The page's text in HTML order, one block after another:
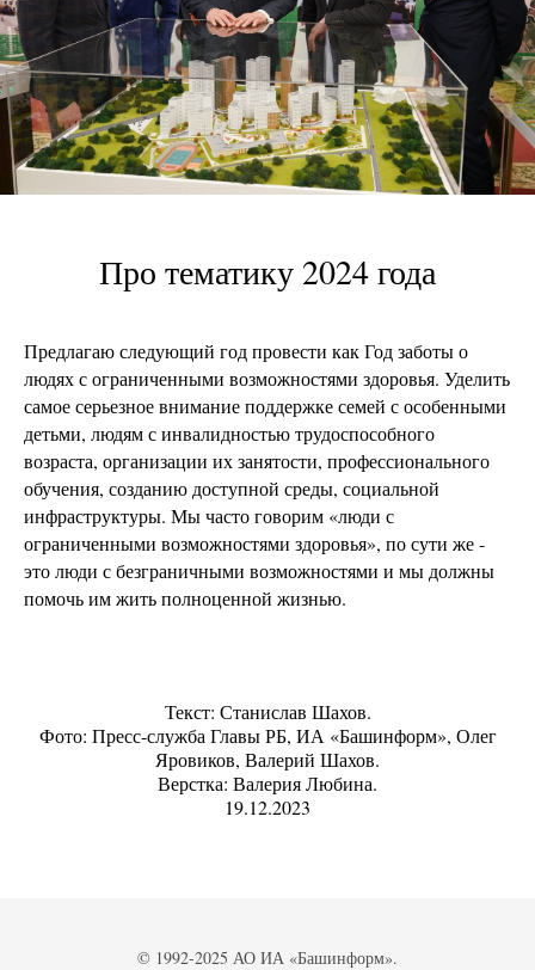
Про тематику 2024 года
Предлагаю следующий год провести как Год заботы о
людях с ограниченными возможностями здоровья. Уделить
самое серьезное внимание поддержке семей с особенными
детьми, людям с инвалидностью трудоспособного
возраста, организации их занятости, профессионального
обучения, созданию доступной среды, социальной
инфраструктуры. Мы часто говорим «люди с
ограниченными возможностями здоровья», по сути же -
это люди с безграничными возможностями и мы должны
помочь им жить полноценной жизнью.
Текст: Станислав Шахов.
Фото: Пресс-служба Главы РБ, ИА «Башинформ», Олег
Яровиков, Валерий Шахов.
Верстка: Валерия Любина.
19.12.2023
© 1992-2025 АО ИА «Башинформ».